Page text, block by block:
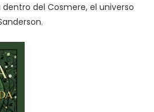
del Cosmere, el universo